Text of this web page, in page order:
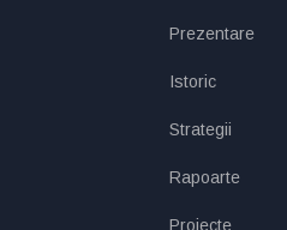
Prezentare
Istoric
Strategii
Rapoarte
Proiecte